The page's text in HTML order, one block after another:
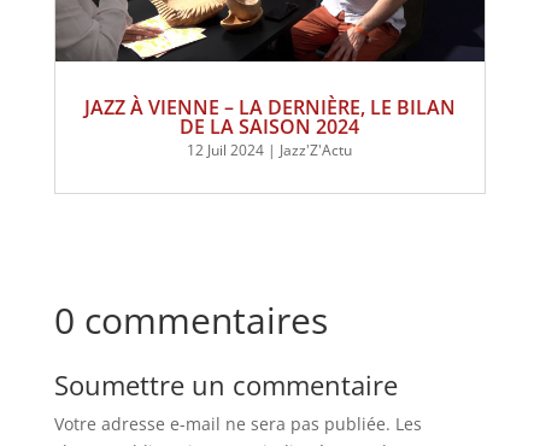
JAZZ À VIENNE – LA DERNIÈRE, LE BILAN
DE LA SAISON 2024
12 Juil 2024 | Jazz'Z'Actu
0 commentaires
Soumettre un commentaire
Votre adresse e-mail ne sera pas publiée. Les